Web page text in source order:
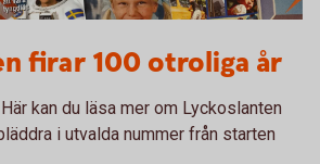
firar 100 otroliga år
kan du läsa mer om Lyckoslanten
i utvalda nummer från starten